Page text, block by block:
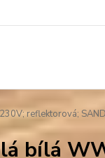
reflektorová;
bílá